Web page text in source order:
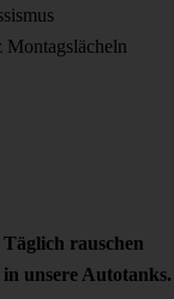
Montagslächeln
Täglich rauschen
unsere Autotanks.